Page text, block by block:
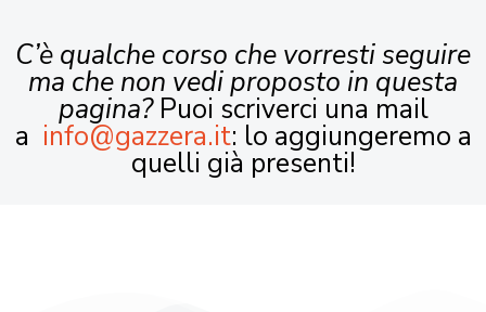
C’è qualche corso che vorresti seguire
ma che non vedi proposto in questa
pagina?Puoi scriverci una mail
a info@gazzera.it: lo aggiungeremo a
quelli già presenti!